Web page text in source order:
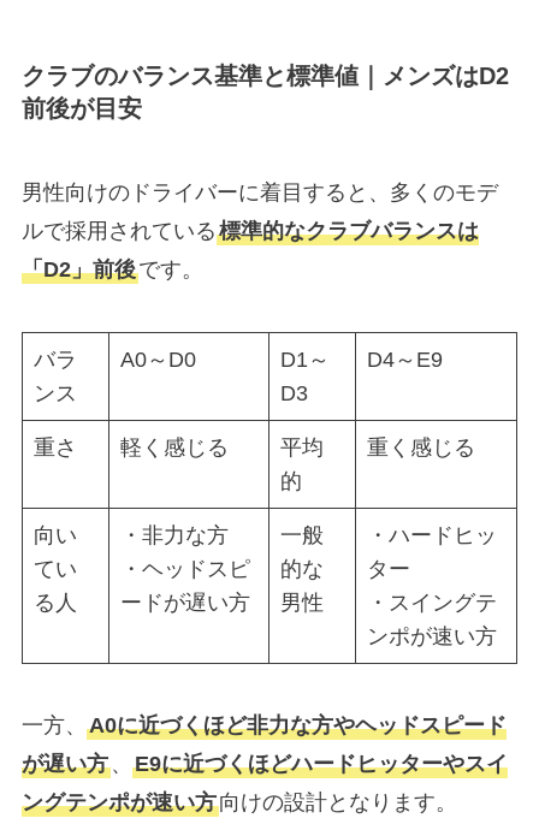
クラブのバランス基準と標準値｜メンズはD2
前後が目安
男性向けのドライバーに着目すると、多くのモデ
ルで採用されている標準的なクラブバランスは
「D2」前後です。
バラ
ンス
A0～D0
D1～
D3
D4～E9
重さ 軽く感じる
平均
的
重く感じる
向い
てい
る人
・非力な方
・ヘッドスピ
ードが遅い方
一般
的な
男性
・ハードヒッ
ター
・スイングテ
ンポが速い方
一方、 A0に近づくほど非力な方やヘッドスピード
が遅い方、 E9に近づくほどハードヒッターやスイ
ングテンポが速い方向けの設計となります。